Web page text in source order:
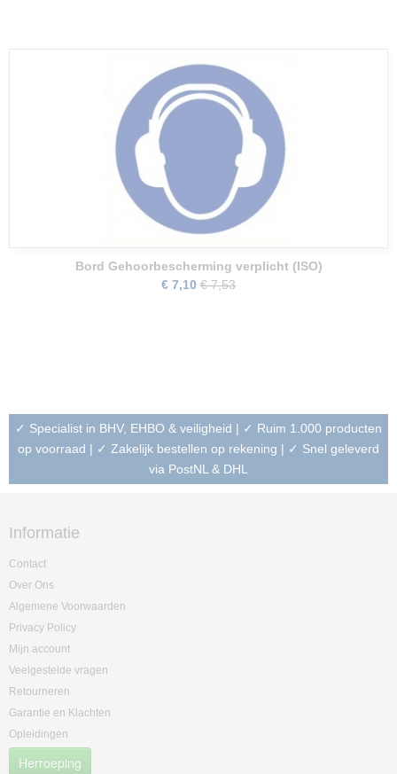
Bord Gehoorbescherming verplicht (ISO)
€ 7,10 € 7,53
✓ Specialist in BHV, EHBO & veiligheid | ✓ Ruim 1.000 producten
op voorraad | ✓ Zakelijk bestellen op rekening | ✓ Snel geleverd
via PostNL & DHL
Informatie
Contact
Over Ons
Algemene Voorwaarden
Privacy Policy
Mijn account
Veelgestelde vragen
Retourneren
Garantie en Klachten
Opleidingen
Herroeping